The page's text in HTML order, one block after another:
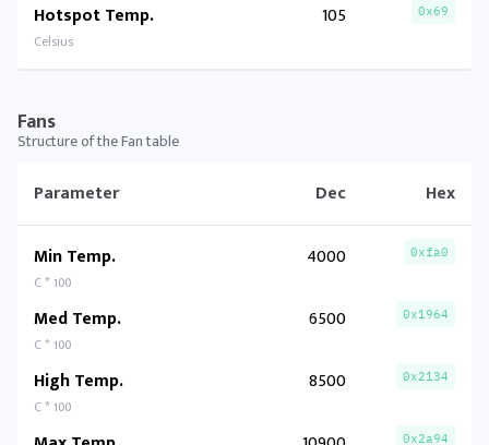
Hotspot Temp.
Celsius
105 0x69
Fans
Structure of the Fan table
Parameter Dec Hex
Min Temp.
C * 100
4000 0xfa0
Med Temp.
C * 100
6500 0x1964
High Temp.
C * 100
8500 0x2134
0x2a94